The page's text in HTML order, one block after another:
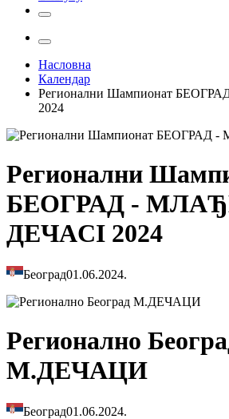
Насловна
Календар
Регионални Шампионат
2024
Регионални
БЕОГРАД -
ДЕЧАCI 2024
Београд01.06.2024.
Регионално
М.ДЕЧАЦИ
Београд01.06.2024.